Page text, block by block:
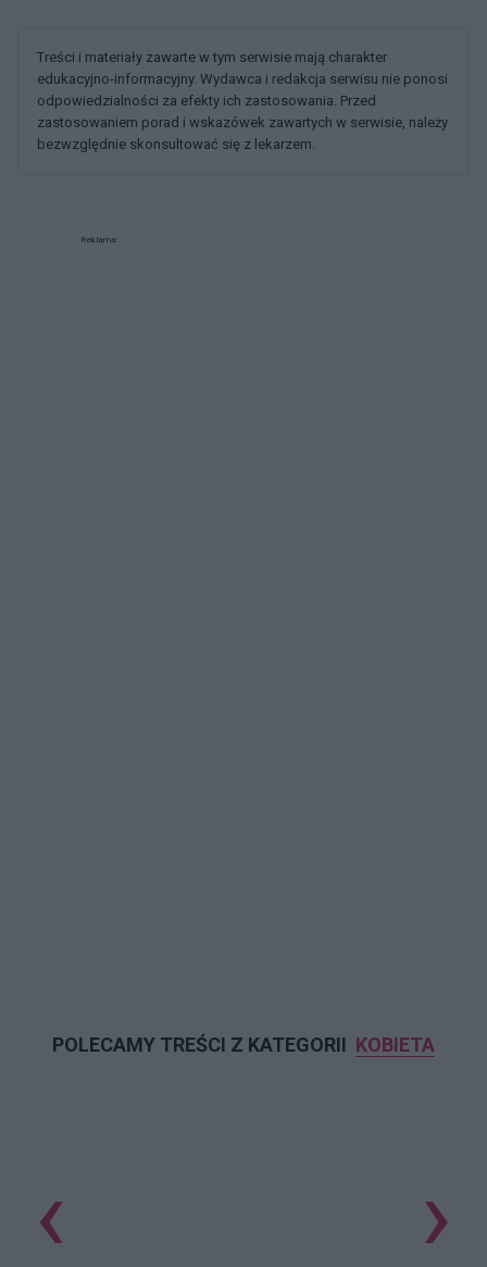
Treści i materiały zawarte w tym serwisie mają charakter
edukacyjno-informacyjny. Wydawca i redakcja serwisu nie ponosi
odpowiedzialności za efekty ich zastosowania. Przed
zastosowaniem porad i wskazówek zawartych w serwisie, należy
bezwzględnie skonsultować się z lekarzem.
Reklama:
POLECAMY TREŚCI Z KATEGORII KOBIETA
‹ ›